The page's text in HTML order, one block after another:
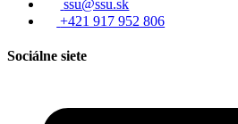
ssu@ssu.sk
+421 917 952 806
Sociálne siete